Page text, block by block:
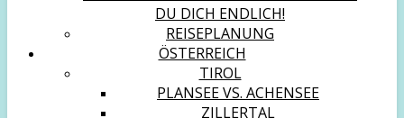
DU DICH ENDLICH!
REISEPLANUNG
ÖSTERREICH
TIROL
PLANSEE VS. ACHENSEE
ZILLERTAL